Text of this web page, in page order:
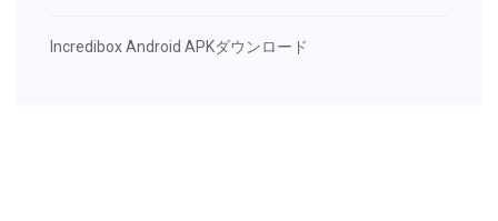
Incredibox Android APKダウンロード